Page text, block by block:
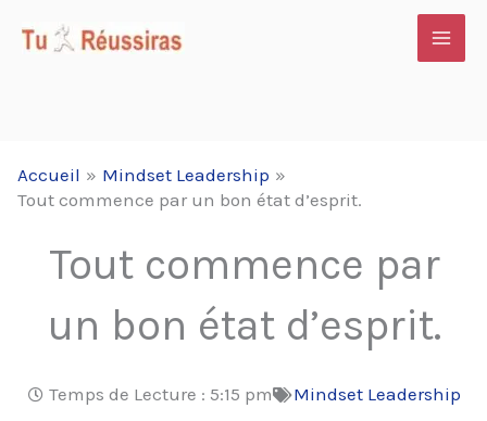
Accueil
Mindset Leadership
Tout commence par un bon état d’esprit.
Tout commence par
un bon état d’esprit.
Temps de Lecture : 5:15 pm Mindset Leadership